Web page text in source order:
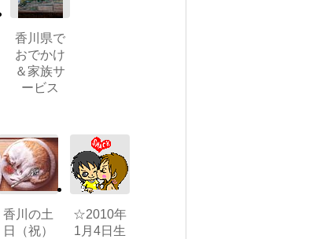
香川県で
おでかけ
＆家族サ
ービス
香川の土
日（祝）
☆2010年
1月4日生